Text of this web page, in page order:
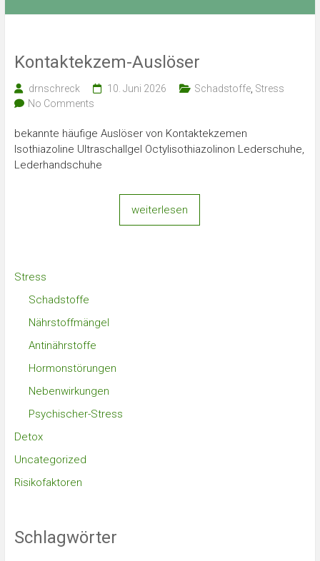
Kontaktekzem-Auslöser
drnschreck 10. Juni 2026 Schadstoffe, Stress
No Comments
bekannte häufige Auslöser von Kontaktekzemen
Isothiazoline Ultraschallgel Octylisothiazolinon Lederschuhe,
Lederhandschuhe
weiterlesen
Stress
Schadstoffe
Nährstoffmängel
Antinährstoffe
Hormonstörungen
Nebenwirkungen
Psychischer-Stress
Detox
Uncategorized
Risikofaktoren
Schlagwörter